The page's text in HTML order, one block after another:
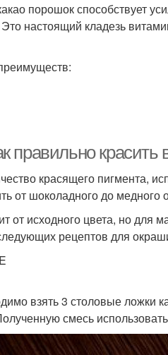
порошок способствует
Это настоящий кладезь
правильно красить
красящего пигмента,
от шоколадного до медного
от исходного цвета, но для
рецептов для
взять 3 столовые ложки
смесь